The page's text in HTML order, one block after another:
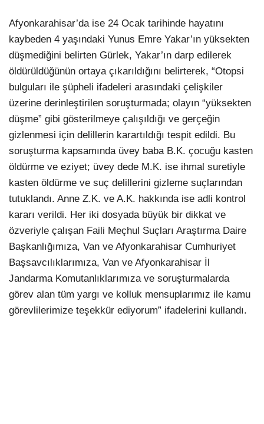
Afyonkarahisar’da ise 24 Ocak tarihinde hayatını
kaybeden 4 yaşındaki Yunus Emre Yakar’ın yüksekten
düşmediğini belirten Gürlek, Yakar’ın darp edilerek
öldürüldüğünün ortaya çıkarıldığını belirterek, “Otopsi
bulguları ile şüpheli ifadeleri arasındaki çelişkiler
üzerine derinleştirilen soruşturmada; olayın “yüksekten
düşme” gibi gösterilmeye çalışıldığı ve gerçeğin
gizlenmesi için delillerin karartıldığı tespit edildi. Bu
soruşturma kapsamında üvey baba B.K. çocuğu kasten
öldürme ve eziyet; üvey dede M.K. ise ihmal suretiyle
kasten öldürme ve suç delillerini gizleme suçlarından
tutuklandı. Anne Z.K. ve A.K. hakkında ise adli kontrol
kararı verildi. Her iki dosyada büyük bir dikkat ve
özveriyle çalışan Faili Meçhul Suçları Araştırma Daire
Başkanlığımıza, Van ve Afyonkarahisar Cumhuriyet
Başsavcılıklarımıza, Van ve Afyonkarahisar İl
Jandarma Komutanlıklarımıza ve soruşturmalarda
görev alan tüm yargı ve kolluk mensuplarımız ile kamu
görevlilerimize teşekkür ediyorum” ifadelerini kullandı.